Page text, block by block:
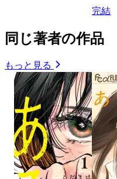
完結
同じ著者の作品
もっと見る